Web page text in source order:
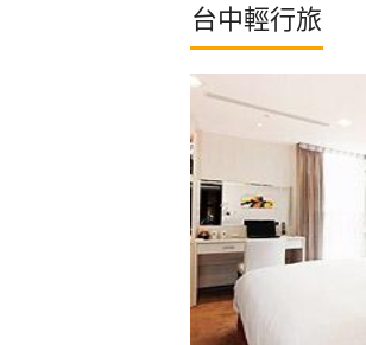
台中輕行旅